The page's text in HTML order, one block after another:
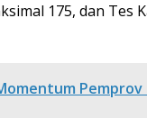
175, dan Tes